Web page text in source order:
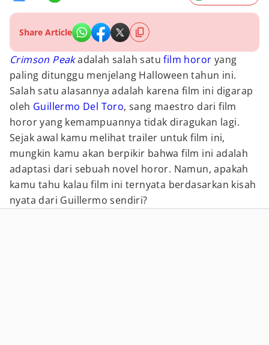
Share Article
Crimson Peakadalah salah satufilm horor yang
paling ditunggu menjelang Halloween tahun ini.
Salah satu alasannya adalah karena film ini digarap
oleh Guillermo Del Toro, sang maestro dari film
horor yang kemampuannya tidak diragukan lagi.
Sejak awal kamu melihat trailer untuk film ini,
mungkin kamu akan berpikir bahwa film ini adalah
adaptasi dari sebuah novel horor. Namun, apakah
kamu tahu kalau film ini ternyata berdasarkan kisah
nyata dari Guillermo sendiri?